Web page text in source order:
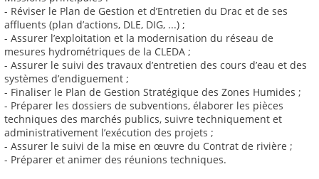
- Réviser le Plan de Gestion et d’Entretien du Drac et de ses
affluents (plan d’actions, DLE, DIG, ...) ;
- Assurer l’exploitation et la modernisation du réseau de
mesures hydrométriques de la CLEDA ;
- Assurer le suivi des travaux d’entretien des cours d’eau et des
systèmes d’endiguement ;
- Finaliser le Plan de Gestion Stratégique des Zones Humides ;
- Préparer les dossiers de subventions, élaborer les pièces
techniques des marchés publics, suivre techniquement et
administrativement l’exécution des projets ;
- Assurer le suivi de la mise en œuvre du Contrat de rivière ;
- Préparer et animer des réunions techniques.